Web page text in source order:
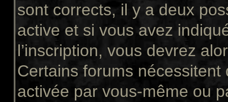
sont corrects, il y a deux
active et si vous avez
l’inscription, vous devrez
Certains forums
activée par vous-même ou